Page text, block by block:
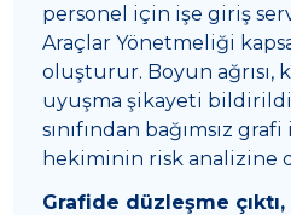
personel için işe giriş
Araçlar Yönetmeliği
oluşturur. Boyun ağrısı,
uyuşma şikayeti
sınıfından bağımsız
hekiminin risk analizine
Grafide düzleşme